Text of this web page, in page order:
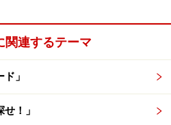
と次の安値を結ぶことで、下
）を引くことができます。反
、高値と次の高値を結ぶこと
ンスライン）を引くことがで
もみ合い・ボックス）トレン
安値をそれぞれ結ぶことで、
関連するテーマ
」
！」